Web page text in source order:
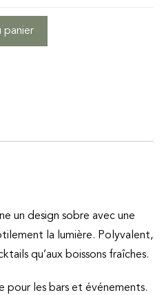
panier
un design sobre avec une
la lumière. Polyvalent,
qu’aux boissons fraîches.
pour les bars et événements.